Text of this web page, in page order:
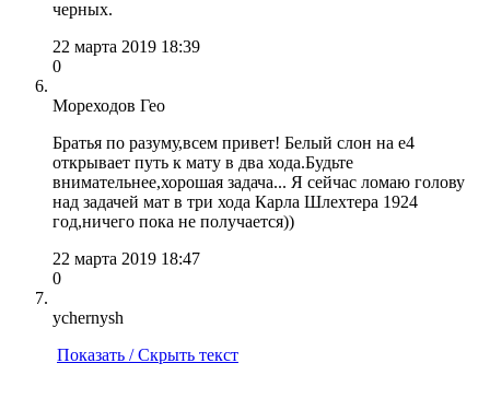
черных.
22 марта 2019 18:39
0
Мореходов Гео
Братья по разуму,всем привет! Белый слон на e4
открывает путь к мату в два хода.Будьте
внимательнее,хорошая задача... Я сейчас ломаю голову
над задачей мат в три хода Карла Шлехтера 1924
год,ничего пока не получается))
22 марта 2019 18:47
0
ychernysh
Показать / Скрыть текст